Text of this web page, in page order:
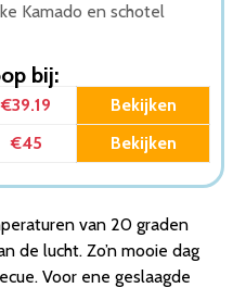
Kamado en schotel
bij:
€39.19 Bekijken
€45 Bekijken
van 20 graden
de lucht. Zo’n mooie dag
Voor ene geslaagde